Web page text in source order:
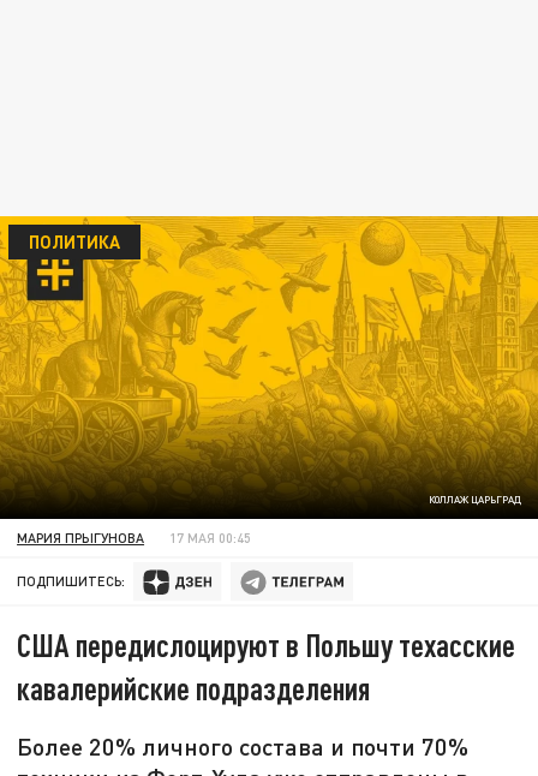
КОЛЛАЖ ЦАРЬГРАД
ПОЛИТИКА
МАРИЯ ПРЫГУНОВА 17 МАЯ 00:45
ПОДПИШИТЕСЬ:
США передислоцируют в Польшу техасские
кавалерийские подразделения
Более 20% личного состава и почти 70%